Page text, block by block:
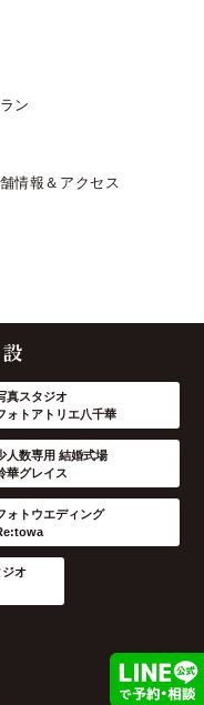
ン
情報＆アクセス
真スタジオ
ォトアトリエ八千華
人数専用 結婚式場
華グレイス
ォトウエディング
オ